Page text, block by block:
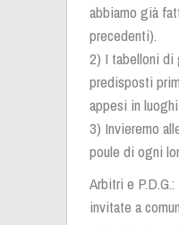
abbiamo già
precedenti).
2) I tabelloni di
predisposti
appesi in
3) Invieremo
poule di ogni
Arbitri e
invitate a